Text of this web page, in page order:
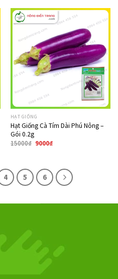
Giảm giá!
HẠT GIỐNG
Hạt Giống Cà Tím Dài Phú Nông –
Gói 0.2g
15000₫ 9000₫
4 5 6